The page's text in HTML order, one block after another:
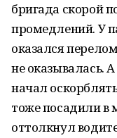
бригада скорой
промедлений. У
оказался
не оказывалась.
начал
тоже посадили
оттолкнул